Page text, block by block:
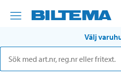
Välj